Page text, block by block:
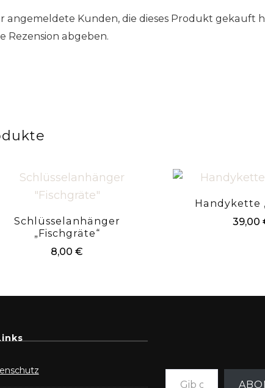
angemeldete Kunden, die dieses Produkt gekauft
Rezension abgeben.
Schlüsselanhänger
„Fischgräte“
8,00€
Handykette
39,00
Gib deine E-Mail-Adresse ein ...